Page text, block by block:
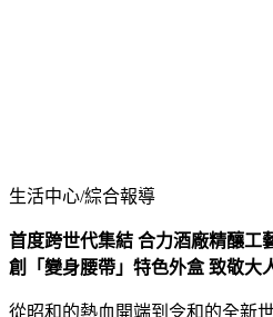
生活中心/綜合報導
首度跨世代集結 合力酒廠精釀工
創「變身腰帶」特色外盒 致敬大
從昭和的熱血開端到令和的全新